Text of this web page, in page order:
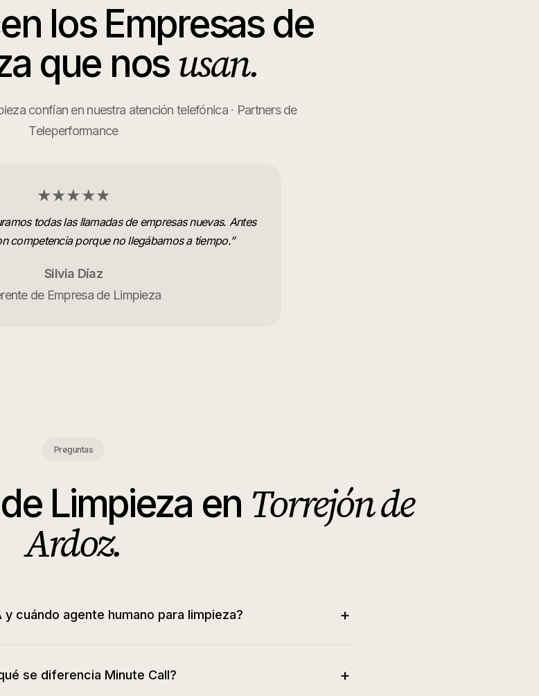
los Empresas de
que nos usan.
confían en nuestra atención telefónica · Partners de
Teleperformance
★★★★★
todas las llamadas de empresas nuevas. Antes
competencia porque no llegábamos a tiempo.”
Silvia Díaz
de Empresa de Limpieza
Preguntas
Limpieza en Torrejón de
Ardoz.
y cuándo agente humano para limpieza? +
se diferencia Minute Call? +